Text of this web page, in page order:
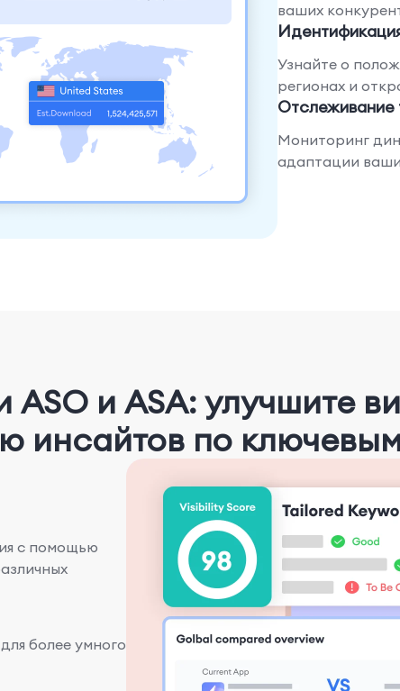
ваших
Узнайте о
регионах и
Отслеживание
Мониторинг
адаптации
ASO и ASA: улучшите
инсайтов по
с помощью
более умного